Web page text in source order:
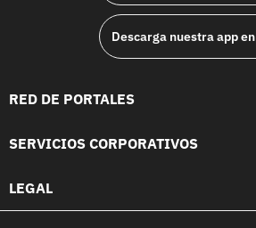
Descarga nuestra app en
RED DE PORTALES
SERVICIOS CORPORATIVOS
LEGAL